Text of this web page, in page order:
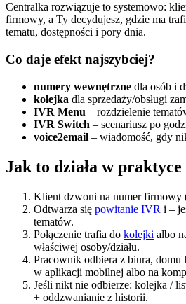
Centralka rozwiązuje to systemowo:
firmowy, a Ty decydujesz, gdzie ma
tematu, dostępności i pory dnia.
Co daje efekt najszybciej?
numery wewnętrzne dla osób i
kolejka dla sprzedaży/obsługi
IVR Menu – rozdzielenie
IVR Switch – scenariusz po
voice2email – wiadomość, gdy
Jak to działa w praktyce
Klient dzwoni na numer firmowy
Odtwarza się powitanie IVR i –
tematów.
Połączenie trafia do kolejki albo
właściwej osoby/działu.
Pracownik odbiera z biura, domu
w aplikacji mobilnej albo na
Jeśli nikt nie odbierze: kolejka /
+ oddzwanianie z historii.